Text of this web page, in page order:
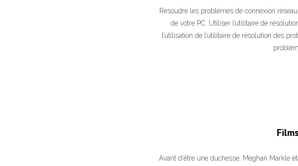
Résoudre les problèmes de connexion
de votre PC. Utiliser l’utilitaire de
l’utilisation de l’utilitaire de résolution des
Avant d'être une duchesse, Meghan Markle